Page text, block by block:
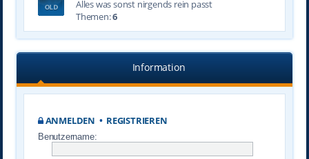
Alles was sonst nirgends rein passt
Themen:6
Information
ANMELDEN • REGISTRIEREN
Benutzername: